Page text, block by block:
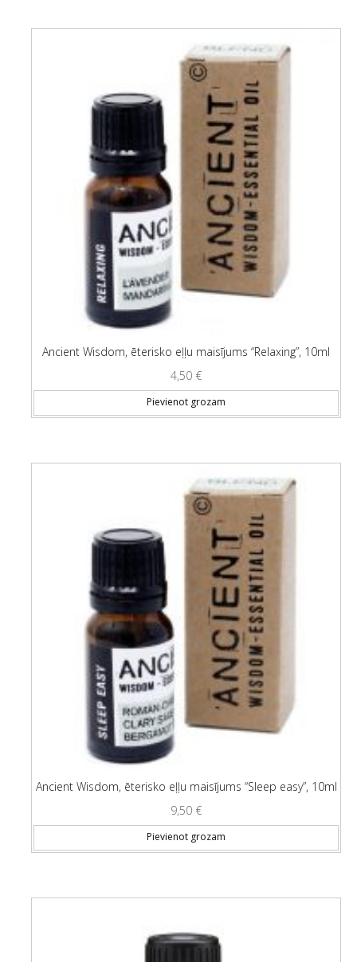
Ancient Wisdom, ēterisko eļļu maisījums “Relaxing”, 10ml
4,50 €
Pievienot grozam
Ancient Wisdom, ēterisko eļļu maisījums “Sleep easy”, 10ml
9,50 €
Pievienot grozam